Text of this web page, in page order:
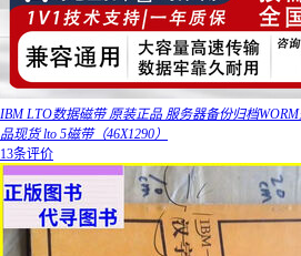
IBM LTO数据磁带 原装正品 服务器备份归档
品现货 lto 5磁带（46X1290）
13条评价